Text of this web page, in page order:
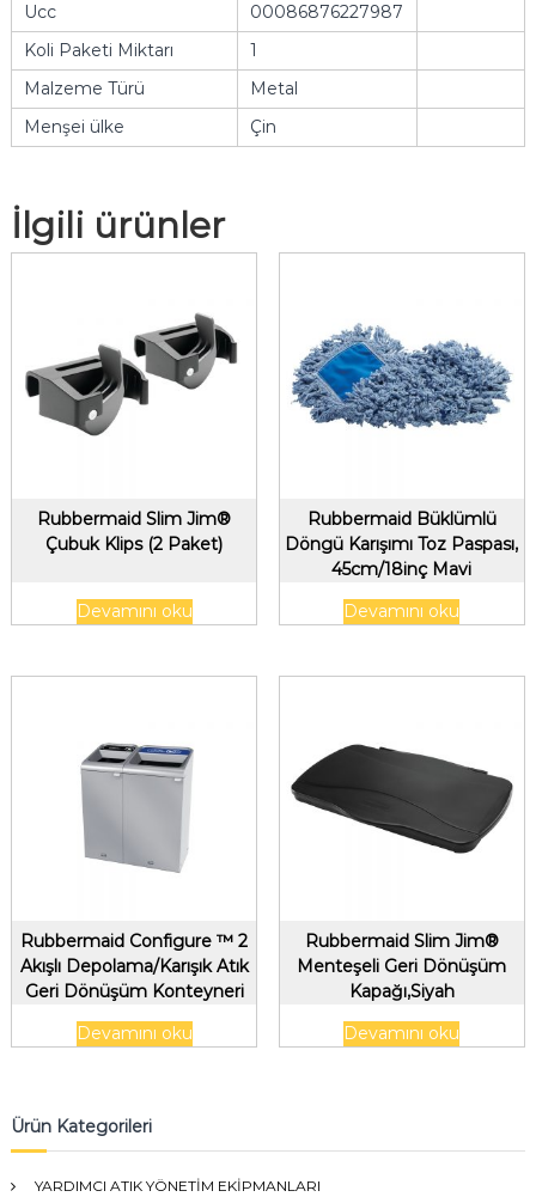
Ucc
00086876227987
Koli Paketi Miktarı
1
Malzeme Türü
Metal
Menşei ülke
Çin
İlgili ürünler
Rubbermaid Slim Jim®
Çubuk Klips (2 Paket)
Devamını oku
Rubbermaid Büklümlü
Döngü Karışımı Toz Paspası,
45cm/18inç Mavi
Devamını oku
Rubbermaid Configure ™ 2
Akışlı Depolama/Karışık Atık
Geri Dönüşüm Konteyneri
56Lt/15Gal 87Lt/23Gal
Devamını oku
Rubbermaid Slim Jim®
Menteşeli Geri Dönüşüm
Kapağı,Siyah
Devamını oku
Ürün Kategorileri
YARDIMCI ATIK YÖNETİM EKİPMANLARI